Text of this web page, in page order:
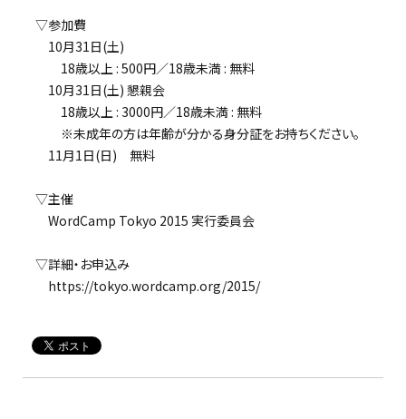
▽参加費
10月31日(土)
18歳以上 : 500円／18歳未満 : 無料
10月31日(土) 懇親会
18歳以上 : 3000円／18歳未満 : 無料
※未成年の方は年齢が分かる身分証をお持ちください。
11月1日(日) 無料
▽主催
WordCamp Tokyo 2015 実行委員会
▽詳細・お申込み
https://tokyo.wordcamp.org/2015/